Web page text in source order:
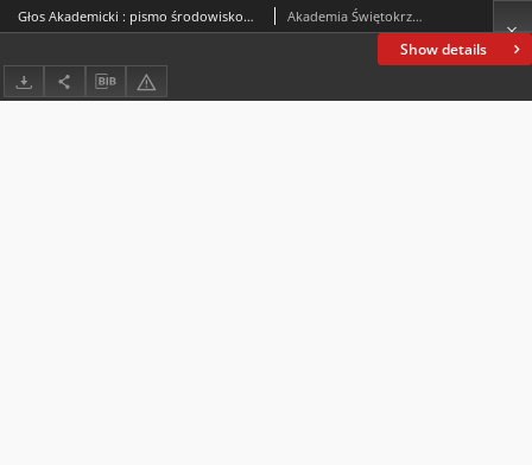
Show details
Głos Akademicki : pismo środowiskowe Akademii Świętokrzyskiej im. Jana Kochanowskiego w Kielcach. 2004, R. XI, nr 2 (41) : kwiecień-czerwiec 2004 Akademia Świętokrzyska im. Jana Kochanowskiego (Kielce)